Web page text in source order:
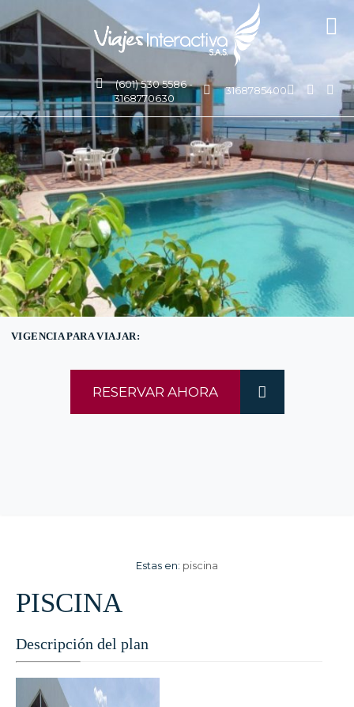
(601) 530 5586 -
3168770630
3168785400
Estas en: piscina
PISCINA
Descripción del plan
VIGENCIA PARA VIAJAR:
RESERVAR AHORA